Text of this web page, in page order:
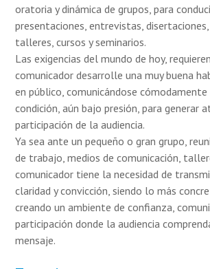
oratoria y dinámica de grupos, para
presentaciones, entrevistas,
talleres, cursos y seminarios.
Las exigencias del mundo de hoy,
comunicador desarrolle una muy buena
en público, comunicándose
condición, aún bajo presión, para generar
participación de la audiencia.
Ya sea ante un pequeño o gran grupo,
de trabajo, medios de comunicación,
comunicador tiene la necesidad de
claridad y convicción, siendo lo más
creando un ambiente de confianza,
participación donde la audiencia
mensaje.